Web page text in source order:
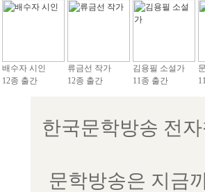
배수자 시인
12종 출간
류금선 작가
12종 출간
김용필 소설가
11종 출간
한국문학방송 전
문학방송은 지금